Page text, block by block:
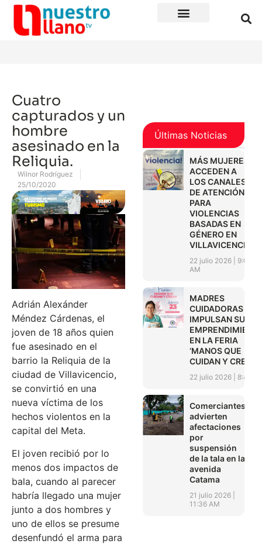
Cuatro
capturados y un
hombre
asesinado en la
Reliquia.
Wilnor Rodríguez
25/10/2020
Adrián Alexánder
Méndez Cárdenas, el
joven de 18 años quien
fue asesinado en el
barrio la Reliquia de la
ciudad de Villavicencio,
se convirtió en una
nueva víctima de los
hechos violentos en la
capital del Meta.
El joven recibió por lo
menos dos impactos de
bala, cuando al parecer
habría llegado una mujer
junto a dos hombres y
uno de ellos se presume
desenfundó el arma para
Últimas Noticias
MÁS MUJERES
ACCEDEN A
LOS CANALES
DE ATENCIÓN
PARA
VIOLENCIAS
BASADAS EN
GÉNERO EN
VILLAVICENCIO
22 julio 2026
9:01
AM
MADRES
CUIDADORAS
IMPULSAN SUS
EN LA FERIA
‘MANOS QUE
CUIDAN Y CREAN’
22 julio 2026 8:45
Comerciantes
advierten
afectaciones
por
suspensión
de la tala en la
avenida
Catama
21 julio 2026
11:36 AM